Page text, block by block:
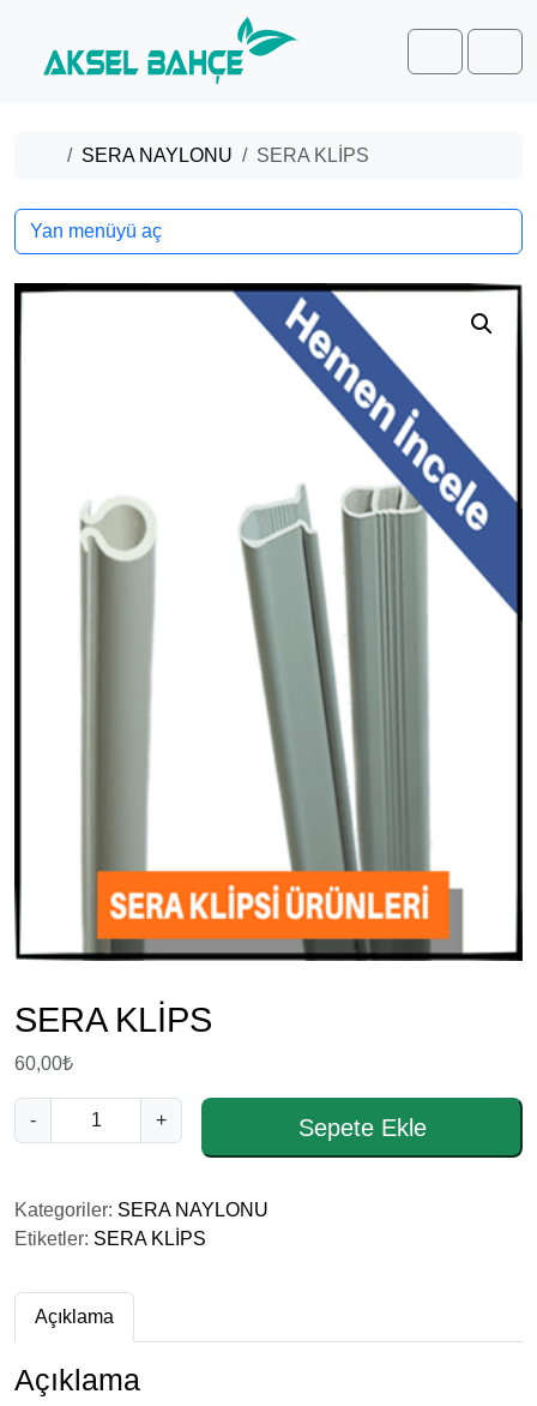
Cart
Home
SERA NAYLONU SERA KLİPS
SERA KLİPS
60,00₺
-
E
S
a
+ Sepete Ekle
Kategoriler: SERA NAYLONU
Etiketler: SERA KLİPS
Açıklama
Açıklama
Yan menüyü aç